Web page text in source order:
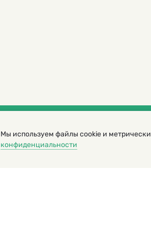
© 2000 – 2026. Кукумбер. Литературный
Копирование материалов возможно только с
Мы используем файлы cookie и
конфиденциальности